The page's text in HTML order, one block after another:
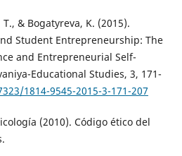
& Bogatyreva, K. (2015).
Student Entrepreneurship: The
and Entrepreneurial Self-
Educational Studies, 3, 171-
1814-9545-2015-3-171-207
(2010). Código ético del